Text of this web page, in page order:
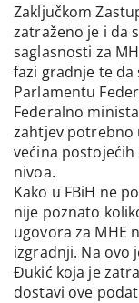
Zaključkom
zatraženo je i da
saglasnosti za
fazi gradnje te
Parlamentu
Federalno
zahtjev potrebno
većina
nivoa.
Kako u FBiH ne
nije poznato
ugovora za MHE
izgradnji. Na ovo
Đukić koja je
dostavi ove